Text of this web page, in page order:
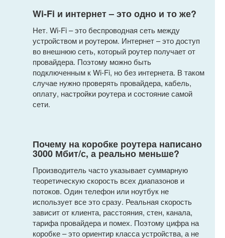
Wi-Fi и интернет – это одно и то же?
Нет. Wi-Fi – это беспроводная сеть между
устройством и роутером. Интернет – это доступ
во внешнюю сеть, который роутер получает от
провайдера. Поэтому можно быть
подключенным к Wi-Fi, но без интернета. В таком
случае нужно проверять провайдера, кабель,
оплату, настройки роутера и состояние самой
сети.
Почему на коробке роутера написано
3000 Мбит/с, а реально меньше?
Производитель часто указывает суммарную
теоретическую скорость всех диапазонов и
потоков. Один телефон или ноутбук не
использует все это сразу. Реальная скорость
зависит от клиента, расстояния, стен, канала,
тарифа провайдера и помех. Поэтому цифра на
коробке – это ориентир класса устройства, а не